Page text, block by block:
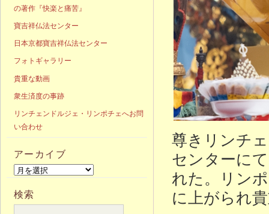
尊きリンチ
センターに
れた。リン
に上がられ
の著作『快楽と痛苦』
寶吉祥仏法センター
日本京都寶吉祥仏法センター
フォトギャラリー
貴重な動画
衆生済度の事跡
リンチェンドルジェ・リンポチェへお問
い合わせ
アーカイブ
検索